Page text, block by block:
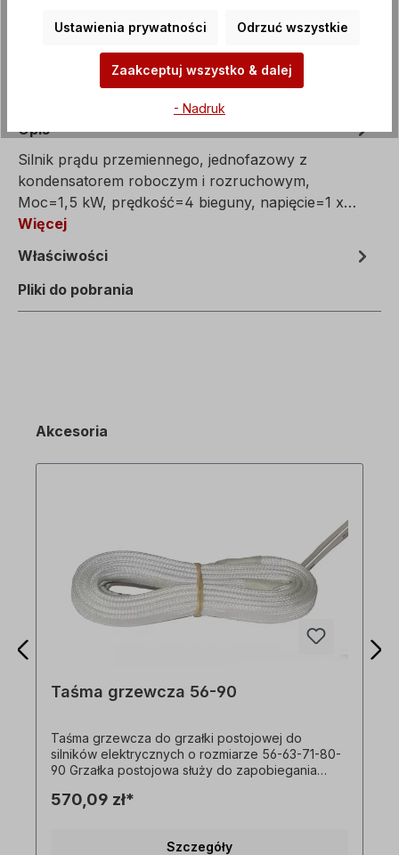
Opis
Silnik prądu przemiennego, jednofazowy z
kondensatorem roboczym i rozruchowym,
Moc=1,5 kW, prędkość=4 bieguny, napięcie=1 x…
Więcej
Właściwości
Pliki do pobrania
Akcesoria
Taśma grzewcza 56-90
Taśma grzewcza do grzałki postojowej do
silników elektrycznych o rozmiarze 56-63-71-80-
90 Grzałka postojowa służy do zapobiegania
przerw w pracy.
570,09 zł*
Szczegóły
Ustawienia prywatności Odrzuć wszystkie
Zaakceptuj wszystko & dalej
- Nadruk